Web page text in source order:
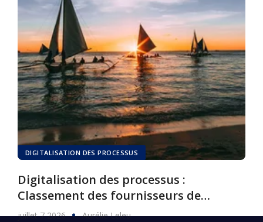
DIGITALISATION DES PROCESSUS
Digitalisation des processus :
Classement des fournisseurs de
logiciels, 2026
juillet 7 2026 Aurélie Leleu